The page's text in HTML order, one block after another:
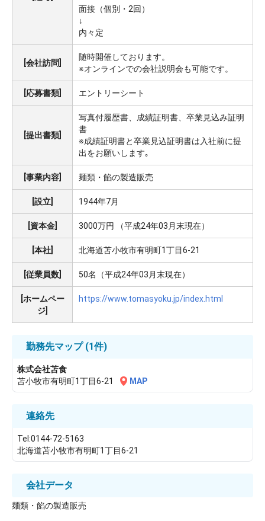
面接（個別・2回）
↓
内々定
[会社訪問]
随時開催しております。
※オンラインでの会社説明会も可能です。
[応募書類] エントリーシート
[提出書類]
写真付履歴書、成績証明書、卒業見込み証明
書
※成績証明書と卒業見込証明書は入社前に提
出をお願いします｡
[事業内容] 麺類・餡の製造販売
[設立] 1944年7月
[資本金] 3000万円 （平成24年03月末現在）
[本社] 北海道苫小牧市有明町1丁目6-21
[従業員数] 50名（平成24年03月末現在）
[ホームペー
ジ]
https://www.tomasyoku.jp/index.html
勤務先マップ (1件)
株式会社苫食
苫小牧市有明町1丁目6-21
MAP
連絡先
Tel:0144-72-5163
北海道苫小牧市有明町1丁目6-21
会社データ
麺類・餡の製造販売